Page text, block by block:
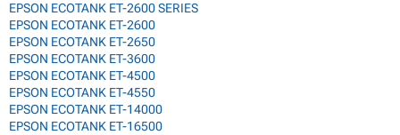
EPSON ECOTANK ET-2600 SERIES
EPSON ECOTANK ET-2600
EPSON ECOTANK ET-2650
EPSON ECOTANK ET-3600
EPSON ECOTANK ET-4500
EPSON ECOTANK ET-4550
EPSON ECOTANK ET-14000
EPSON ECOTANK ET-16500